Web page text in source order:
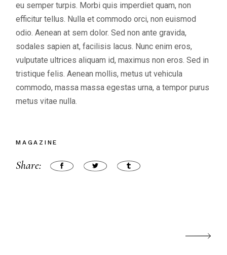
eu semper turpis. Morbi quis imperdiet quam, non
efficitur tellus. Nulla et commodo orci, non euismod
odio. Aenean at sem dolor. Sed non ante gravida,
sodales sapien at, facilisis lacus. Nunc enim eros,
vulputate ultrices aliquam id, maximus non eros. Sed in
tristique felis. Aenean mollis, metus ut vehicula
commodo, massa massa egestas urna, a tempor purus
metus vitae nulla.
MAGAZINE
Share: